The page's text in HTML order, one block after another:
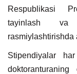
Respublikasi
tayinlash va
rasmiylashtirishda
Stipendiyalar